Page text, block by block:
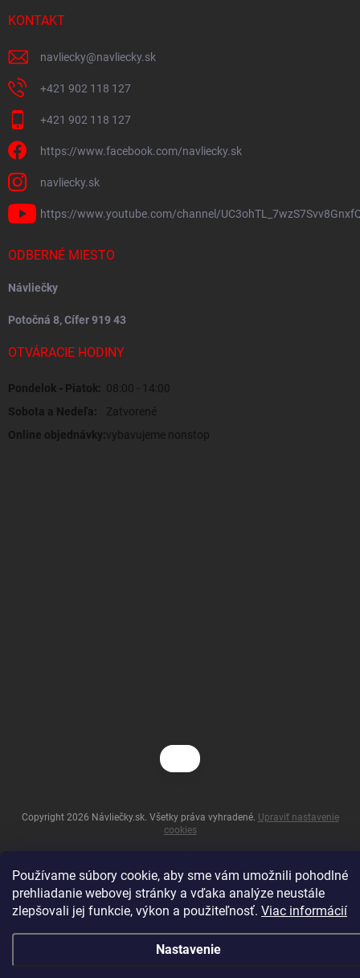
Používame súbory cookie, aby sme vám umožnili pohodlné
prehliadanie webovej stránky a vďaka analýze neustále
zlepšovali jej funkcie, výkon a použiteľnosť. Viac informácií
Nastavenie
KONTAKT
navliecky@navliecky.sk
+421 902 118 127
+421 902 118 127
https://www.facebook.com/navliecky.sk
navliecky.sk
https://www.youtube.com/channel/
ODBERNÉ MIESTO
Návliečky
Potočná 8, Cífer 919 43
OTVÁRACIE HODINY
Pondelok - Piatok: 08:00 - 14:00
Sobota a Nedeľa:
Zatvorené
Online objednávky:vybavujeme nonstop
Copyright 2026 Návliečky.sk. Všetky práva vyhradené. Upraviť nastavenie
cookies